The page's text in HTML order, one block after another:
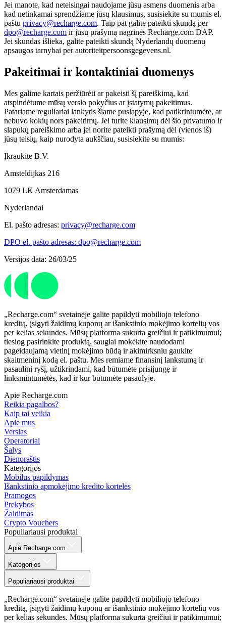
Jei manote, kad neteisingai naudojame jūsų asmens duomenis arba
kad netinkamai sprendžiame jūsų klausimus, susisiekite su mumis el.
paštu privacy@recharge.com. Taip pat galite pateikti skundą per
dpo@recharge.com ir jūsų prašymą nagrinės Recharge.com DAP.
Jei skundas išlieka, galite pateikti skundą Nyderlandų duomenų
apsaugos tarnybai per autoriteitpersoonsgegevens.nl.
Pakeitimai ir kontaktiniai duomenys
Mes galime kartais peržiūrėti ar pakeisti šį pareiškimą, kad
atspindėtume mūsų verslo pokyčius ar įstatymų pakeitimus.
Patariame reguliariai lankytis šiame puslapyje, kad patikrintumėte, ar
nebuvo kokių nors pakeitimų. Jei turite klausimų dėl šio privatumo ir
slapukų pareiškimo arba jei norite pateikti prašymą dėl (vienos iš)
jūsų teisių, kaip nurodyta aukščiau, susisiekite su mumis:
Įkraukite B.V.
Amsteldijkas 216
1079 LK Amsterdamas
Nyderlandai
El. pašto adresas: privacy@recharge.com
DPO el. pašto adresas: dpo@recharge.com
Versijos data: 26/03/25
„Recharge.com“ svetainėje galite papildyti mobiliojo telefono
kreditą, įsigyti žaidimų kuponų ar išankstinio mokėjimo kortelių vos
per kelias sekundes. Mūsų platforma sukurta greičiui ir patikimumui;
tiesiog pasirinkite produktą, saugiai mokėkite naudodami
pageidaujamą vietinį mokėjimo būdą ir akimirksniu gaukite
skaitmeninį kodą el. paštu. Mes remiame finansinį lankstumą ir
pasaulinį ryšį, užtikrindami, kad būtumėte prisijungę ir
linksmintumėtės, kad ir kur būtumėte pasaulyje.
Apie Recharge.com
Reikia pagalbos?
Kaip tai veikia
Apie mus
Verslas
Operatoriai
Šalys
Dienoraštis
Kategorijos
Mobilus papildymas
Išankstinio apmokėjimo kredito kortelės
Pramogos
Prekybos
Žaidimas
Crypto Vouchers
Populiariausi produktai
Apie Recharge.com
Kategorijos
Populiariausi produktai
„Recharge.com“ svetainėje galite papildyti mobiliojo telefono
kreditą, įsigyti žaidimų kuponų ar išankstinio mokėjimo kortelių vos
per kelias sekundes. Mūsų platforma sukurta greičiui ir patikimumui;